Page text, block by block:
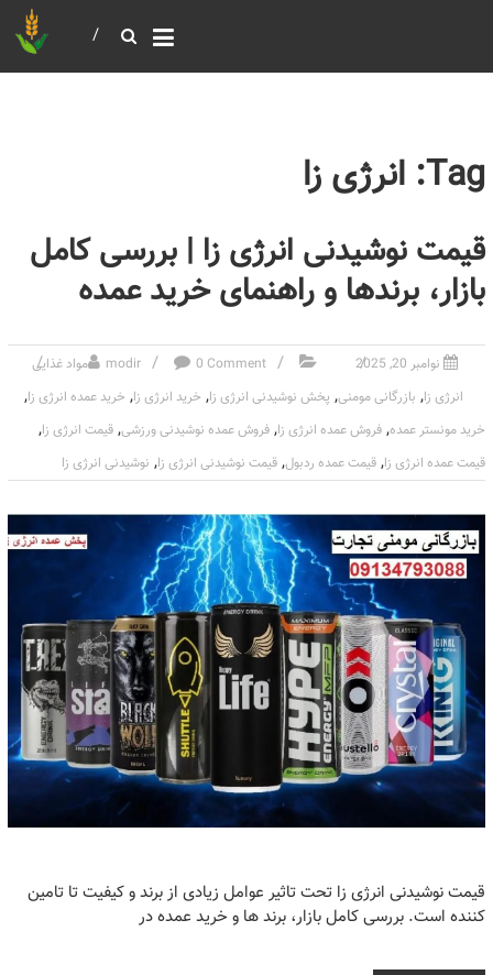
Tag: انرژی زا
قیمت نوشیدنی انرژی زا | بررسی کامل
بازار، برندها و راهنمای خرید عمده
نوامبر 20, 2025 modir 0 Comment
مواد غذایی
انرژی زا, بازرگانی مومنی, پخش نوشیدنی انرژی زا, خرید انرژی زا, خرید عمده انرژی زا,
خرید مونستر عمده, فروش عمده انرژی زا, فروش عمده نوشیدنی ورزشی, قیمت انرژی زا,
قیمت عمده انرژی زا, قیمت عمده ردبول, قیمت نوشیدنی انرژی زا, نوشیدنی انرژی زا
قیمت نوشیدنی انرژی زا تحت تاثیر عوامل زیادی از برند و کیفیت تا تامین
کننده است. بررسی کامل بازار، برند ها و خرید عمده در